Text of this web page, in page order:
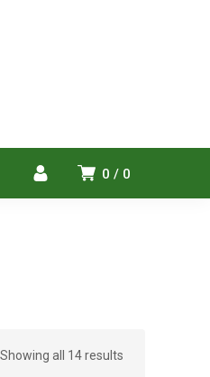
0 0
Showing all 14 results